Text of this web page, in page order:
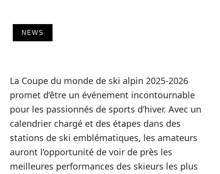
NEWS
La Coupe du monde de ski alpin 2025-2026
promet d’être un événement incontournable
pour les passionnés de sports d’hiver. Avec un
calendrier chargé et des étapes dans des
stations de ski emblématiques, les amateurs
auront l’opportunité de voir de près les
meilleures performances des skieurs les plus